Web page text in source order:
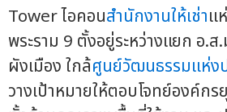
Tower ไอคอนสำนักงานให้เช่าแ
พระราม 9 ตั้งอยู่ระหว่างแยก อ.
ผังเมือง ใกล้ศูนย์วัฒนธรรมแห่ง
วางเป้าหมายให้ตอบโจทย์องค์ก